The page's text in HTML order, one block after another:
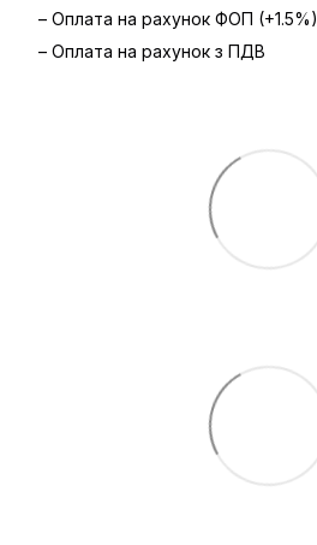
– Оплата на рахунок ФОП (+1.5%)
– Оплата на рахунок з ПДВ